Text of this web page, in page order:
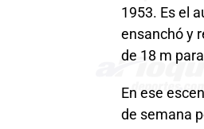
1953. Es el
ensanchó y
de 18 m
En ese
de semana